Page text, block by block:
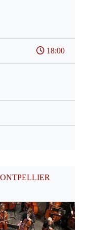
18:00